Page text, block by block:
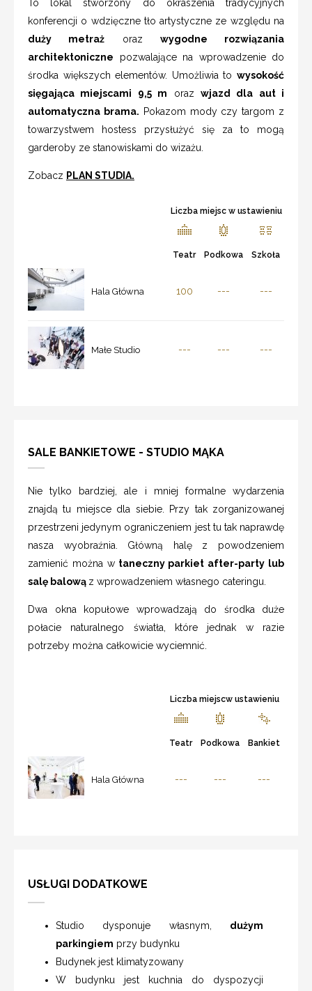
To lokal stworzony do okraszenia tradycyjnych
konferencji o wdzięczne tło artystyczne ze względu na
duży metraż oraz wygodne rozwiązania
architektoniczne pozwalające na wprowadzenie do
środka większych elementów. Umożliwia to wysokość
sięgająca miejscami 9,5 m oraz wjazd dla aut i
automatyczna brama. Pokazom mody czy targom z
towarzystwem hostess przysłużyć się za to mogą
garderoby ze stanowiskami do wizażu.
Zobacz PLAN STUDIA.
Liczba miejsc w ustawieniu
Teatr Podkowa Szkoła
Hala Główna 100 --- ---
Małe Studio --- --- ---
SALE BANKIETOWE - STUDIO MĄKA
Nie tylko bardziej, ale i mniej formalne wydarzenia
znajdą tu miejsce dla siebie. Przy tak zorganizowanej
przestrzeni jedynym ograniczeniem jest tu tak naprawdę
nasza wyobraźnia. Główną halę z powodzeniem
zamienić można wtaneczny parkiet after-party lub
salę balową z wprowadzeniem własnego cateringu.
Dwa okna kopułowe wprowadzają do środka duże
połacie naturalnego światła, które jednak w razie
potrzeby można całkowicie wyciemnić.
Liczba miejscw ustawieniu
Teatr Podkowa Bankiet
Hala Główna --- --- ---
USŁUGI DODATKOWE
Studio dysponuje własnym, dużym
parkingiem przy budynku
Budynek jest klimatyzowany
W budynku jest kuchnia do dyspozycji